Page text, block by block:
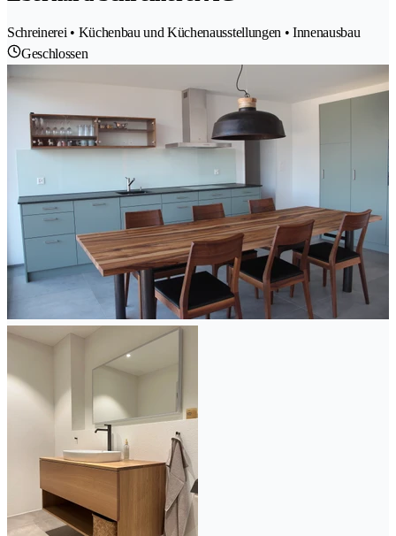
Schreinerei • Küchenbau und Küchenausstellungen • Innenausbau
Geschlossen